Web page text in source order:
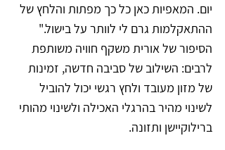
יום. המאפיות כאן כל כך מפתות והלחץ של
ההתאקלמות גרם לי לוותר על בישול."
הסיפור של אורית משקף חוויה משותפת
לרבים: השילוב של סביבה חדשה, זמינות
של מזון מעובד ולחץ רגשי יכול להוביל
לשינוי מהיר בהרגלי האכילה ולשינוי מהותי
ברילוקיישן ותזונה.